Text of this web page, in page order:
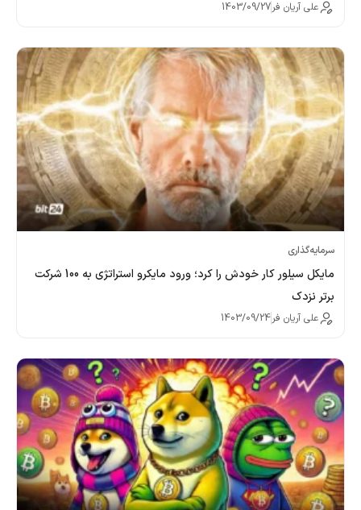
علی آریان فر1403/09/27
سرمایه‌گذاری
مایکل سیلور کار خودش را کرد؛ ورود مایکرو استراتژی به 100 شرکت
برتر نزدک
علی آریان فر1403/09/24